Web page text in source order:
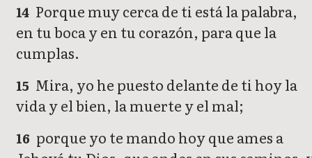
14 Porque muy cerca de ti está la palabra,
en tu boca y en tu corazón, para que la
cumplas.
15 Mira, yo he puesto delante de ti hoy la
vida y el bien, la muerte y el mal;
16 porque yo te mando hoy que ames a